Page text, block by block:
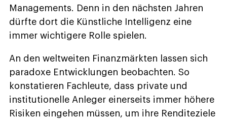
Managements. Denn in den nächsten Jahren
dürfte dort die Künstliche Intelligenz eine
immer wichtigere Rolle spielen.
An den weltweiten Finanzmärkten lassen sich
paradoxe Entwicklungen beobachten. So
konstatieren Fachleute, dass private und
institutionelle Anleger einerseits immer höhere
Risiken eingehen müssen, um ihre Renditeziele